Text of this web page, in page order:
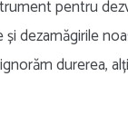
pentru
dezamăgirile
durerea,